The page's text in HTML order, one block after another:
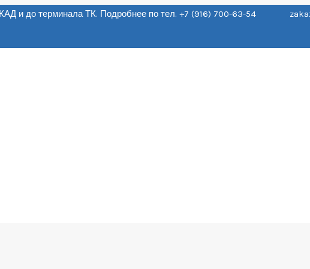
и до терминала ТК. Подробнее по тел. +7 (916) 700-63-54